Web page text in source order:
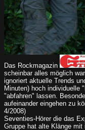
Das Rockmagazin
scheinbar alles möglich
ignoriert aktuelle Trends
Minuten) hoch individuelle
"abfahren" lassen.
aufeinander eingehen zu
4/2008)
Seventies-Hörer die das
Gruppe hat alte Klänge